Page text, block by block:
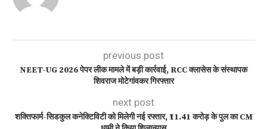
previous post
NEET-UG 2026 पेपर लीक मामले में बड़ी कार्रवाई, RCC क्लासेस के संस्थापक
शिवराज मोटेगांवकर गिरफ्तार
next post
शक्तिफार्म-सिडकुल कनेक्टिविटी को मिलेगी नई रफ्तार, ₹11.41 करोड़ के पुल का CM